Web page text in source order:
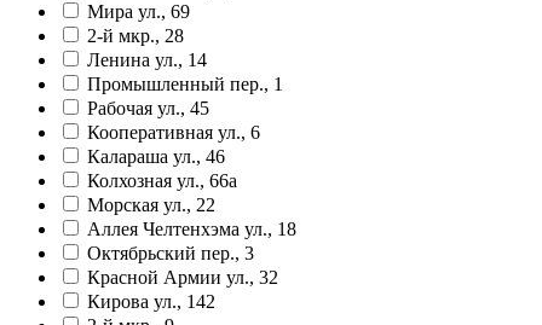
Мира ул., 69
2-й мкр., 28
Ленина ул., 14
Промышленный пер., 1
Рабочая ул., 45
Кооперативная ул., 6
Калараша ул., 46
Колхозная ул., 66а
Морская ул., 22
Аллея Челтенхэма ул., 18
Октябрьский пер., 3
Красной Армии ул., 32
Кирова ул., 142